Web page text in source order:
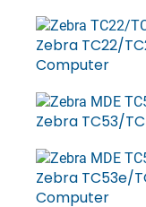
Zebra TC22/
Computer
Zebra TC53/
Zebra TC53e/
Computer